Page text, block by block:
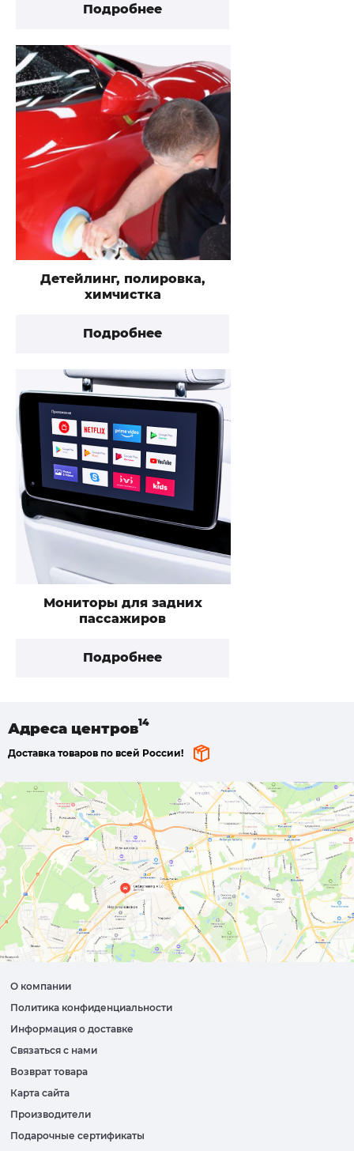
Подробнее
Детейлинг, полировка,
химчистка
Подробнее
Мониторы для задних
пассажиров
Подробнее
Адреса центров
Доставка товаров по всей России!
О компании
Политика конфиденциальности
Информация о доставке
Связаться с нами
Возврат товара
Карта сайта
Производители
Подарочные сертификаты